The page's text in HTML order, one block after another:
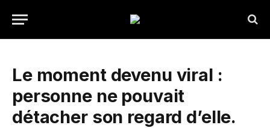
Le moment devenu viral :
personne ne pouvait
détacher son regard d’elle.